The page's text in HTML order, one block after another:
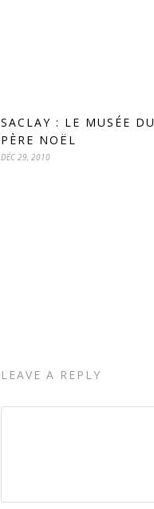
SACLAY : LE MUSÉE DU
PÈRE NOËL
DÉC 29, 2010
LEAVE A REPLY